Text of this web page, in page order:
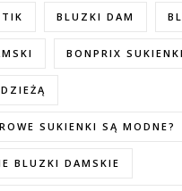
BLUZKI DAM
BONPRIX SUKIENKI
SUKIENKI SĄ MODNE?
BLUZKI DAMSKIE